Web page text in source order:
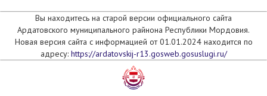
Вы находитесь на старой версии официального сайта
Ардатовского муниципального райнона Республики Мордовия.
Новая версия сайта с информацией от 01.01.2024 находится по
адресу: https://ardatovskij-r13.gosweb.gosuslugi.ru/